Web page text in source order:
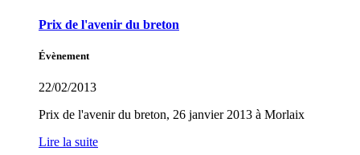
Prix de l'avenir du breton
Évènement
22/02/2013
Prix de l'avenir du breton, 26 janvier 2013 à Morlaix
Lire la suite